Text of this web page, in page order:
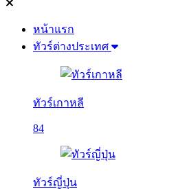
หน้าแรก
ทัวร์ต่างประเทศ
ทัวร์เกาหลี
84
ทัวร์ญี่ปุ่น